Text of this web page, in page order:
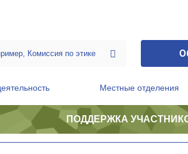
Местные отделения
ПОДДЕРЖКА